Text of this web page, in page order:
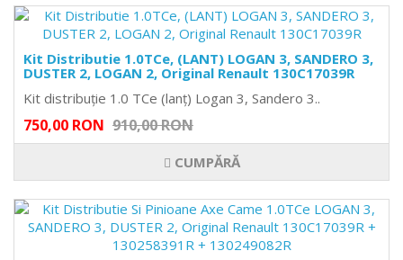
Kit Distributie 1.0TCe, (LANT) LOGAN 3, SANDERO 3,
DUSTER 2, LOGAN 2, Original Renault 130C17039R
Kit distribuție 1.0 TCe (lanț) Logan 3, Sandero 3..
750,00 RON 910,00 RON
CUMPĂRĂ